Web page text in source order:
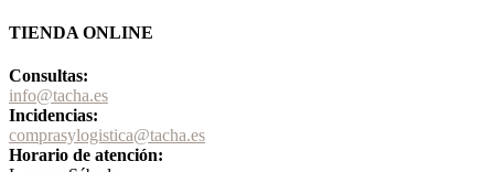
TIENDA ONLINE
Consultas:
info@tacha.es
Incidencias:
comprasylogistica@tacha.es
Horario de atención: